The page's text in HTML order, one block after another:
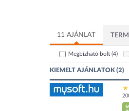
11 AJÁNLAT
Megbízható bolt (4)
KIEMELT AJÁNLATOK (2)